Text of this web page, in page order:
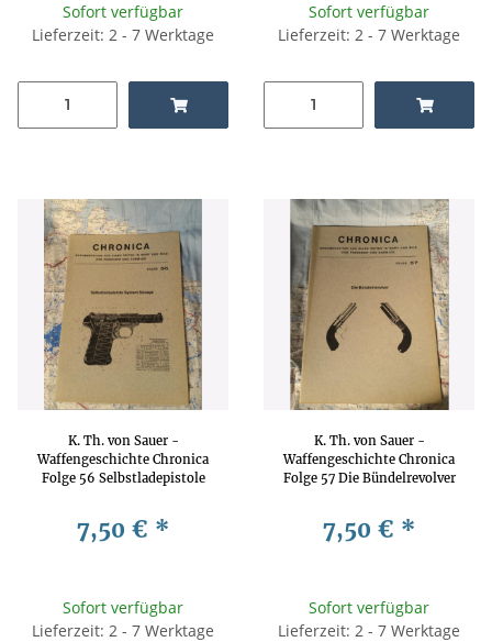
Sofort verfügbar
Lieferzeit: 2 - 7 Werktage
Sofort verfügbar
Lieferzeit: 2 - 7 Werktage
K. Th. von Sauer -
Waffengeschichte Chronica
Folge 56 Selbstladepistole
Waffentechnik, Waffenkunde
7,50 € *
Sofort verfügbar
Lieferzeit: 2 - 7 Werktage
K. Th. von Sauer -
Waffengeschichte Chronica
Folge 57 Die Bündelrevolver
7,50 € *
Sofort verfügbar
Lieferzeit: 2 - 7 Werktage